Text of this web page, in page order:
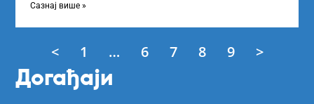
Сазнај више »
< 1 … 6 7 8 9 >
Догађаји